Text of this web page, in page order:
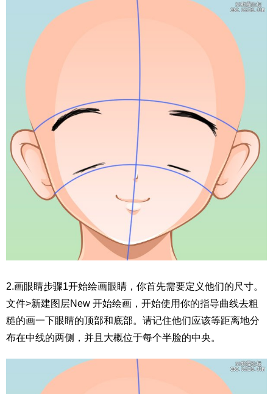
2.画眼睛步骤1开始绘画眼睛，你首先需要定义他们的尺寸。
文件>新建图层New 开始绘画，开始使用你的指导曲线去粗
糙的画一下眼睛的顶部和底部。请记住他们应该等距离地分
布在中线的两侧，并且大概位于每个半脸的中央。